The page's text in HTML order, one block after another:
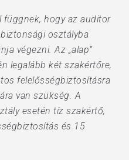
hogy az auditor
osztályba
végezni. Az „alap”
legalább két szakértőre,
felelősségbiztosításra
van szükség. A
esetén tíz szakértő,
és 15